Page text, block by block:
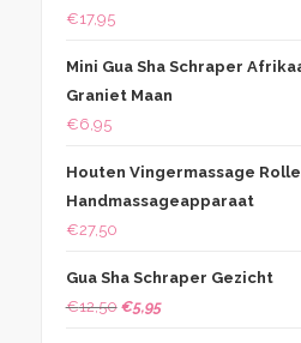
€17,95
Mini Gua Sha Schraper
Graniet Maan
€6,95
Houten Vingermassage
Handmassageapparaat
€27,50
Gua Sha Schraper Gezicht
€12,50 Oorspronkelijke
€5,95Huidige